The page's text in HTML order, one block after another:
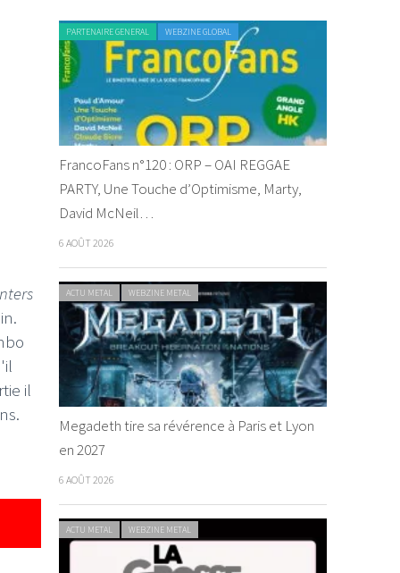
il
PARTENAIRE GENERAL WEBZINE GLOBAL
FrancoFans n°120 : ORP – OAI REGGAE
PARTY, Une Touche d’Optimisme, Marty,
David McNeil…
6 AOÛT 2026
ACTU METAL WEBZINE METAL
Megadeth tire sa révérence à Paris et Lyon
en 2027
6 AOÛT 2026
ACTU METAL WEBZINE METAL